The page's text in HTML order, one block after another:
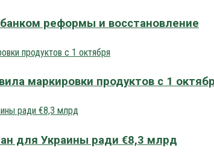
реформы и восстановление
маркировки продуктов с 1
для Украины ради €8,3 млрд